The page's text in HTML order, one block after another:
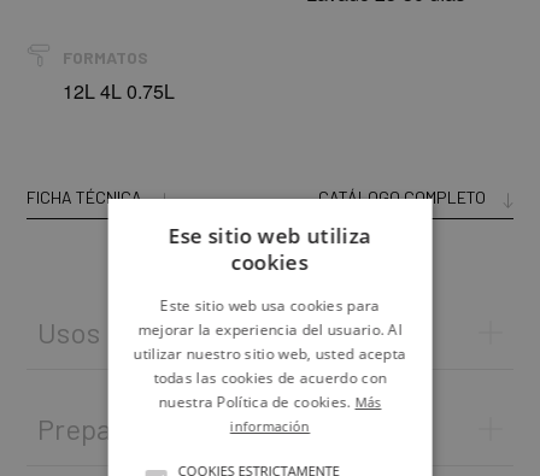
FORMATOS
12L 4L 0.75L
FICHA TÉCNICA CATÁLOGO COMPLETO
Usos
Preparación del soporte
Ese sitio web utiliza
cookies
Este sitio web usa cookies para
mejorar la experiencia del usuario. Al
utilizar nuestro sitio web, usted acepta
todas las cookies de acuerdo con
nuestra Política de cookies. Más
información
COOKIES ESTRICTAMENTE